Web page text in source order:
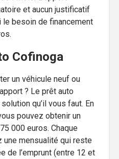
et aucun justificatif
le besoin de financement
Cofinoga
un véhicule neuf ou
? Le prêt auto
qu’il vous faut. En
pouvez obtenir un
000 euros. Chaque
une mensualité qui reste
de l’emprunt (entre 12 et